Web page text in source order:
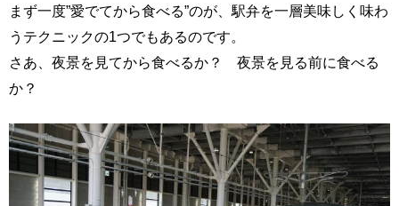
まず一度”愛でてから食べる”のが、駅弁を一層美味しく味わ
うテクニックの1つでもあるのです。
さあ、夜景を見てから食べるか？ 夜景を見る前に食べる
か？